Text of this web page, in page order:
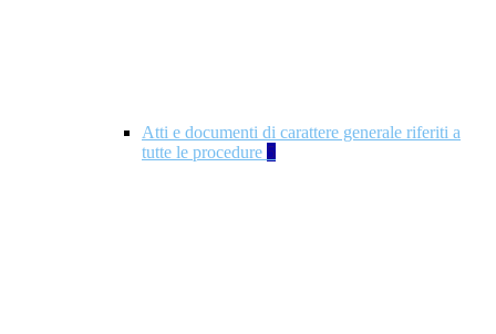
Atti e documenti di carattere generale riferiti a
tutte le procedure 5